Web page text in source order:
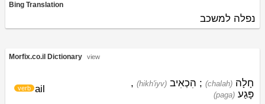
Bing Translation
נפלה למשכב
Morfix.co.il Dictionary view
ail
verb (chalah) חָלָה ;
(hikh'iyv) הִכְאִיב ,
(paga) פָּגַע